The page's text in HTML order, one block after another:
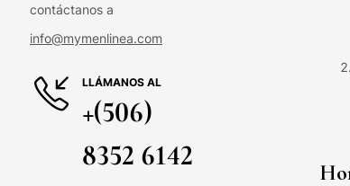
contáctanos a
info@mymenlinea.com
LLÁMANOS AL
+(506)
8352 6142